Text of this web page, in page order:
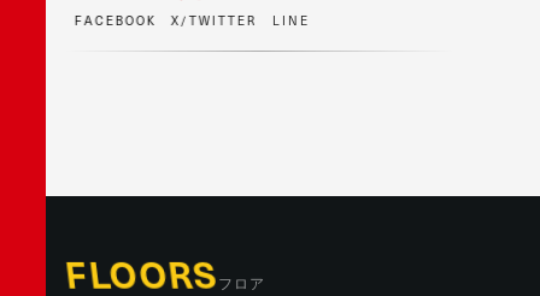
FACEBOOK X/TWITTER I NE
FLOORSフロア